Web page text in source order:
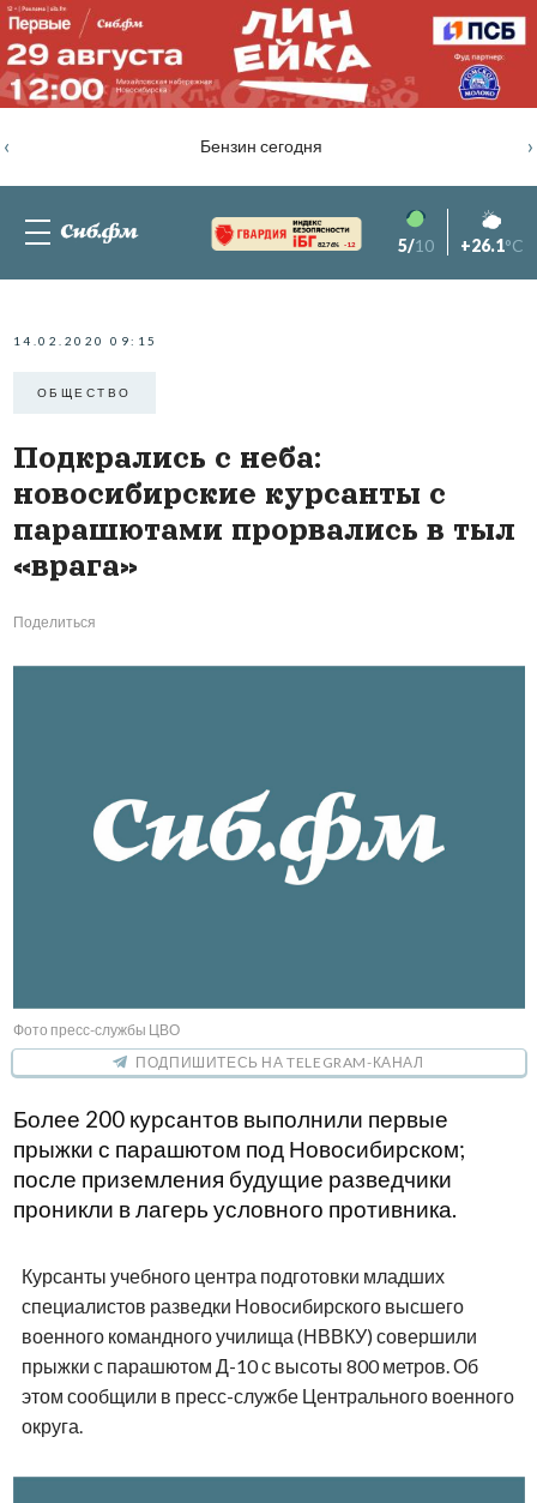
Бензин сегодня
‹ ›
82.76% -1.2 5/10 +26.1°C
14.02.2020 09:15
ОБЩЕСТВО
Подкрались с неба:
новосибирские курсанты с
парашютами прорвались в тыл
«врага»
Поделиться
Фото пресс-службы ЦВО
ПОДПИШИТЕСЬ НА TELEGRAM-КАНАЛ
Более 200 курсантов выполнили первые
прыжки с парашютом под Новосибирском;
после приземления будущие разведчики
проникли в лагерь условного противника.
Курсанты учебного центра подготовки младших
специалистов разведки Новосибирского высшего
военного командного училища (НВВКУ) совершили
прыжки с парашютом Д-10 с высоты 800 метров. Об
этом сообщили в пресс-службе Центрального военного
округа.